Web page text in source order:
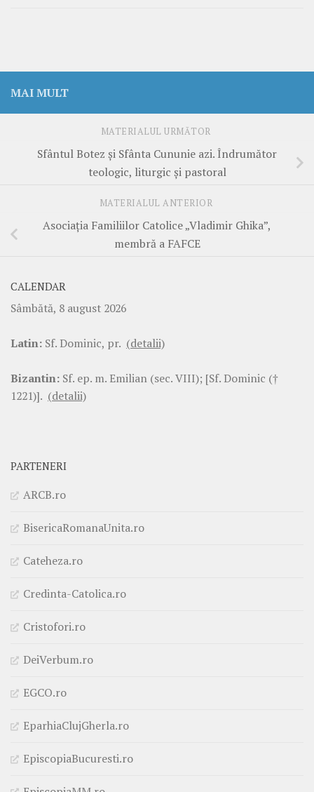
MAI MULT
MATERIALUL URMĂTOR
Sfântul Botez şi Sfânta Cununie azi. Îndrumător
teologic, liturgic şi pastoral
MATERIALUL ANTERIOR
Asociaţia Familiilor Catolice „Vladimir Ghika”,
membră a FAFCE
CALENDAR
Sâmbătă, 8 august 2026
Latin: Sf. Dominic, pr. (detalii)
Bizantin: Sf. ep. m. Emilian (sec. VIII); [Sf. Dominic (†
1221)]. (detalii)
PARTENERI
ARCB.ro
BisericaRomanaUnita.ro
Cateheza.ro
Credinta-Catolica.ro
Cristofori.ro
DeiVerbum.ro
EGCO.ro
EparhiaClujGherla.ro
EpiscopiaBucuresti.ro